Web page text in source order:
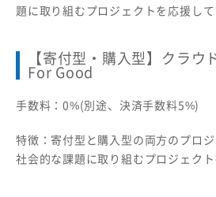
題に取り組むプロジェクトを応援して
【寄付型 ・購入型】クラウ
For Good
手数料：0%(別途、決済手数料5%)
特徴：寄付型と購入型の両方のプロジ
社会的な課題に取り組むプロジェクト